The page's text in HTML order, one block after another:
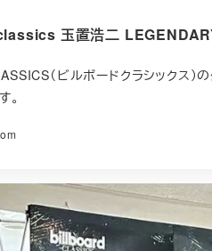
玉置浩二
（ビルボードクラシックス）
。